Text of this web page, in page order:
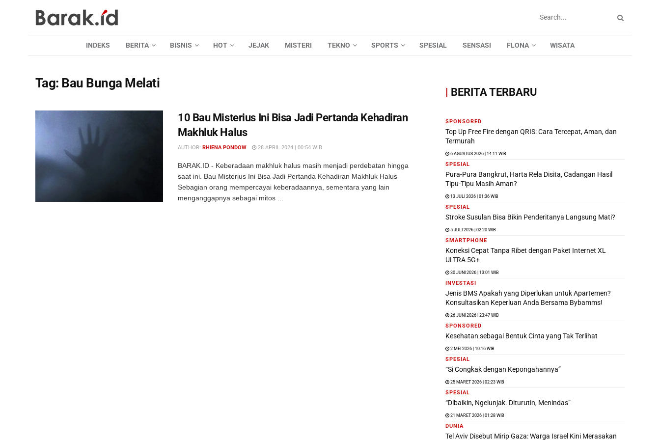
INDEKS BERITA BISNIS HOT JEJAK MISTERI TEKNO SPORTS SPESIAL SENSASI FLONA WISATA
Tag: Bau Bunga Melati
10 Bau Misterius Ini Bisa Jadi Pertanda Kehadiran
Makhluk Halus
AUTHOR: RHIENA PONDOW 28 APRIL 2024 | 00:54 WIB
BARAK.ID - Keberadaan makhluk halus masih menjadi perdebatan hingga
saat ini. Bau Misterius Ini Bisa Jadi Pertanda Kehadiran Makhluk Halus
Sebagian orang mempercayai keberadaannya, sementara yang lain
menganggapnya sebagai mitos ...
| BERITA TERBARU
SPONSORED
Top Up Free Fire dengan QRIS: Cara Tercepat, Aman, dan
Termurah
6 AGUSTUS 2026 | 14:11 WIB
SPESIAL
Pura-Pura Bangkrut, Harta Rela Disita, Cadangan Hasil
Tipu-Tipu Masih Aman?
13 JULI 2026 | 01:36 WIB
SPESIAL
Stroke Susulan Bisa Bikin Penderitanya Langsung Mati?
5 JULI 2026 | 02:20 WIB
SMARTPHONE
Koneksi Cepat Tanpa Ribet dengan Paket Internet XL
ULTRA 5G+
30 JUNI 2026 | 13:01 WIB
INVESTASI
Jenis BMS Apakah yang Diperlukan untuk Apartemen?
Konsultasikan Keperluan Anda Bersama Bybamms!
26 JUNI 2026 | 23:47 WIB
SPONSORED
Kesehatan sebagai Bentuk Cinta yang Tak Terlihat
2 MEI 2026 | 10:16 WIB
SPESIAL
“Si Congkak dengan Kepongahannya”
25 MARET 2026 | 02:23 WIB
SPESIAL
“Dibaikin, Ngelunjak. Diturutin, Menindas”
21 MARET 2026 | 01:28 WIB
DUNIA
Tel Aviv Disebut Mirip Gaza: Warga Israel Kini Merasakan